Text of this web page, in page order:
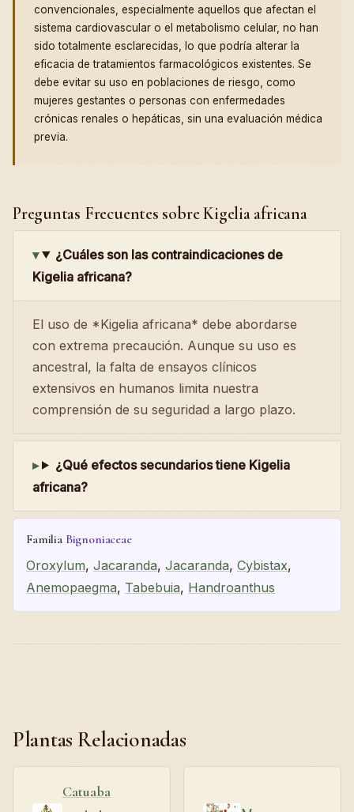
convencionales, especialmente aquellos que afectan el
sistema cardiovascular o el metabolismo celular, no han
sido totalmente esclarecidas, lo que podría alterar la
eficacia de tratamientos farmacológicos existentes. Se
debe evitar su uso en poblaciones de riesgo, como
mujeres gestantes o personas con enfermedades
crónicas renales o hepáticas, sin una evaluación médica
previa.
Preguntas Frecuentes sobre Kigelia africana
¿Cuáles son las contraindicaciones de
Kigelia africana?
El uso de *Kigelia africana* debe abordarse
con extrema precaución. Aunque su uso es
ancestral, la falta de ensayos clínicos
extensivos en humanos limita nuestra
comprensión de su seguridad a largo plazo.
¿Qué efectos secundarios tiene Kigelia
africana?
Familia Bignoniaceae
Oroxylum, Jacaranda, Jacaranda, Cybistax,
Anemopaegma, Tabebuia, Handroanthus
Plantas Relacionadas
Catuaba